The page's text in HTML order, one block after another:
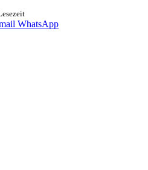
WhatsApp